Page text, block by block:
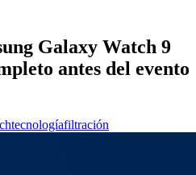
Galaxy Watch 9
antes del evento
tecnologíafiltración